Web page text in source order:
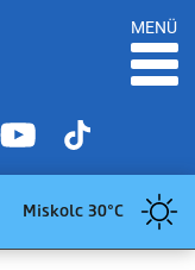
MENÜ
Miskolc 30°C